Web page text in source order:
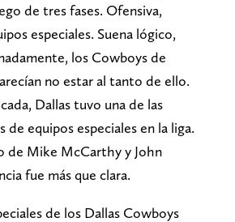
de tres fases. Ofensiva,
especiales. Suena lógico,
los Cowboys de
no estar al tanto de ello.
Dallas tuvo una de las
de equipos especiales en la liga.
de Mike McCarthy y John
fue más que clara.
de los Dallas Cowboys